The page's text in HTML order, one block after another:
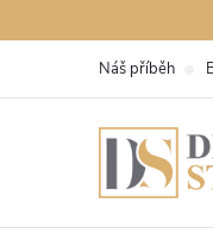
na
Náš příběh